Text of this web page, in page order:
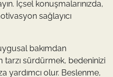
İçsel konuşmalarınızda,
sağlayıcı
bakımdan
tarzı sürdürmek, bedeninizi
yardımcı olur. Beslenme,